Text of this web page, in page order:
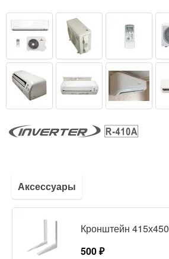
Аксессуары
Кронштейн 415х450
500 ₽